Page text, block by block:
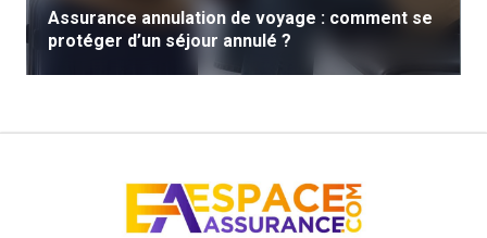
Assurance annulation de voyage : comment se
protéger d’un séjour annulé ?